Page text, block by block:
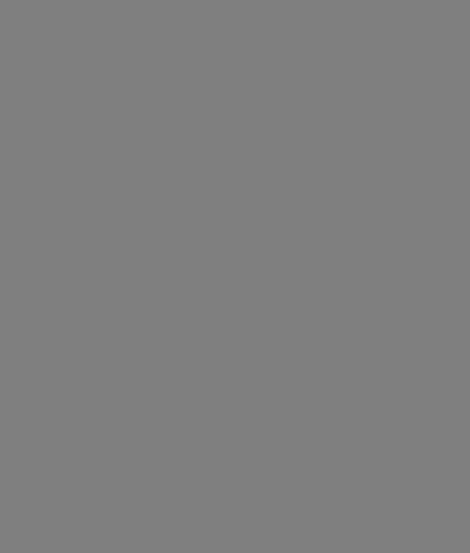
av transformatorstation, Umeå 4:3)
av byggbod t.o.m. 2027-01-31 (ny prövning),
nybyggnad av transformatorstation, Norrmjöle 2:6)
nybyggnad av transformatorstation, Sävar 61:1)
installation av eldstad, Sävar 61:1)